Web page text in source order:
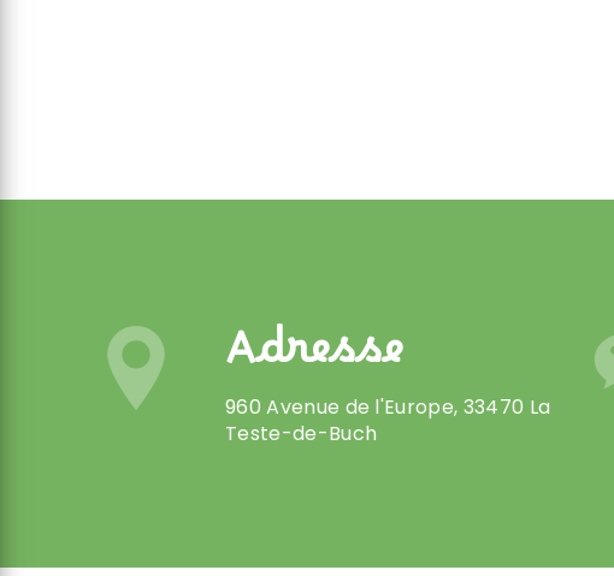
Adresse
960 Avenue de l'Europe, 33470 La
Teste-de-Buch